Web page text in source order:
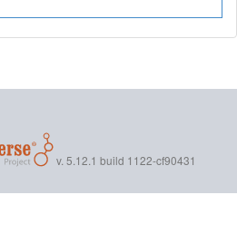
v. 5.12.1 build 1122-cf90431